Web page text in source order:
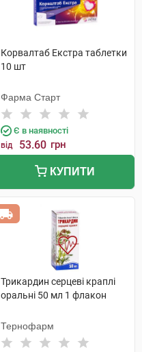
Корвалтаб Екстра таблетки
10 шт
Фарма Старт
Є в наявності
від 53.60 грн
КУПИТИ
Трикардин серцеві краплі
оральні 50 мл 1 флакон
Тернофарм